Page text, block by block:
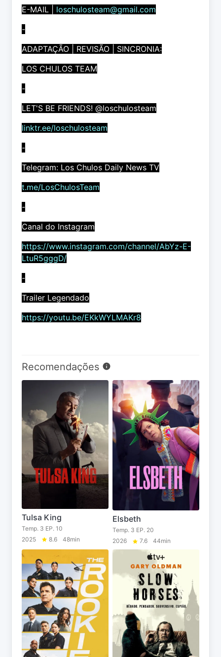
E-MAIL | loschulosteam@gmail.com
-
ADAPTAÇÃO | REVISÃO | SINCRONIA:
LOS CHULOS TEAM
-
LET'S BE FRIENDS! @loschulosteam
linktr.ee/loschulosteam
-
Telegram: Los Chulos Daily News TV
t.me/LosChulosTeam
-
Canal do Instagram
https://www.instagram.com/channel/AbYz-E-
LtuR5gggD/
-
Trailer Legendado
https://youtu.be/EKkWYLMAKr8
Recomendações
Tulsa King
Temp. 3 EP. 10
2025
8.6 48min
Elsbeth
Temp. 3 EP. 20
2026
7.6 44min